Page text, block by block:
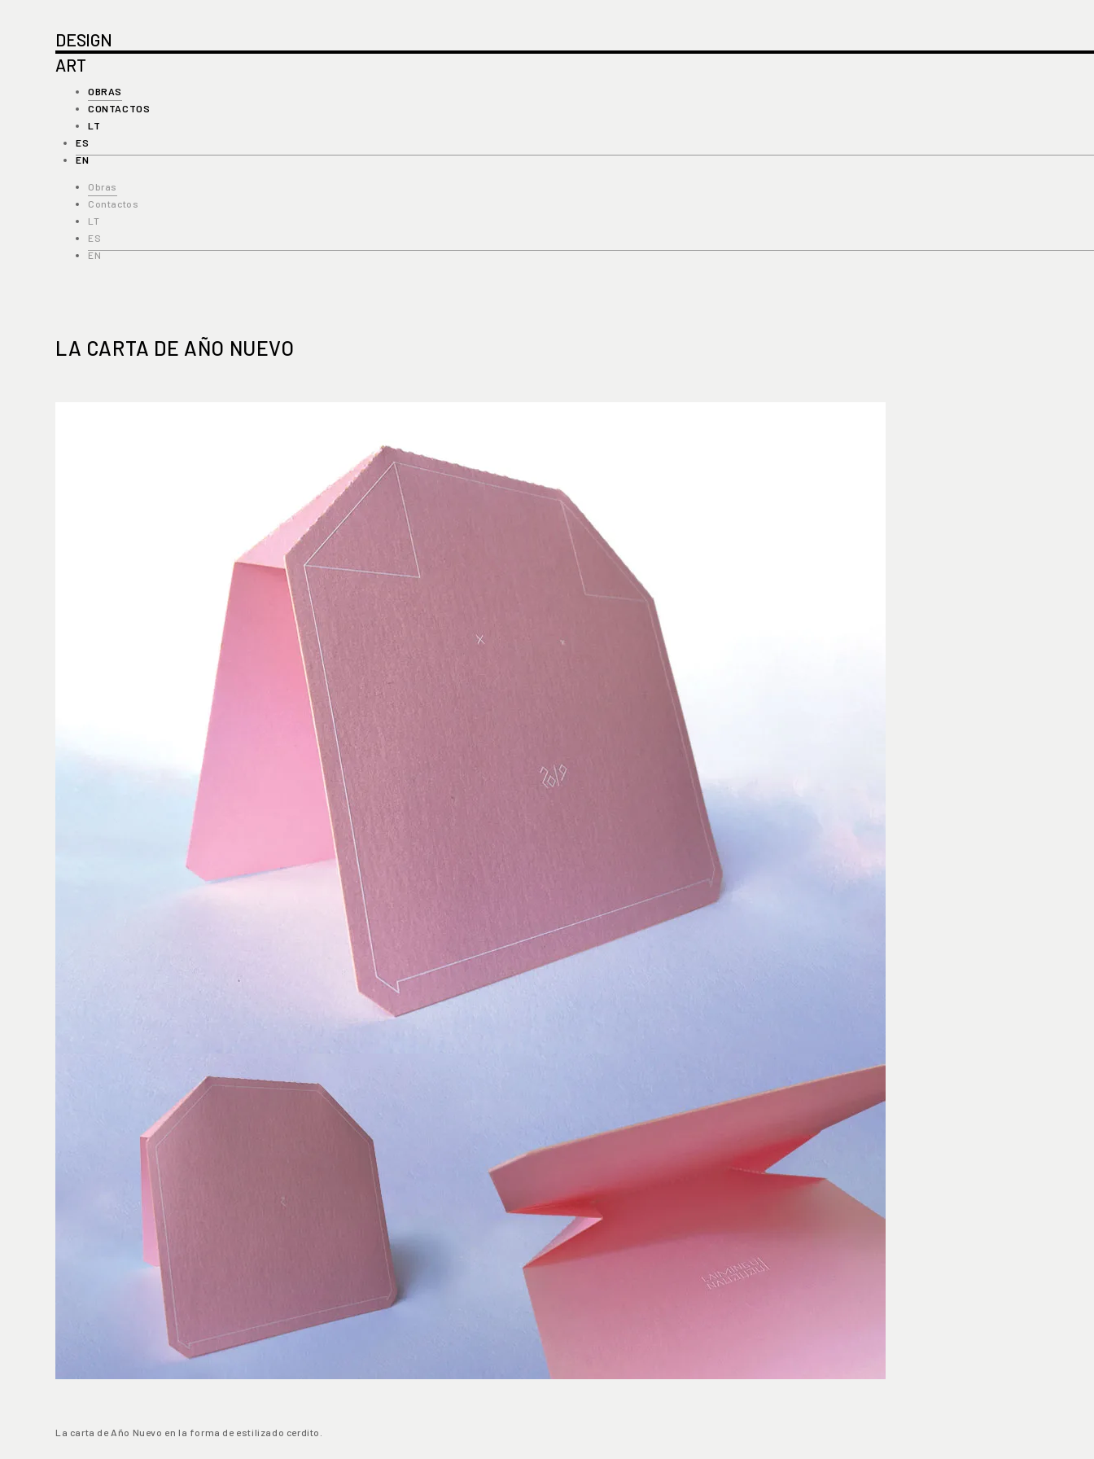
DESIGN
ART
OBRAS
CONTACTOS
LT
ES
EN
Obras
Contactos
LT
ES
EN
LA CARTA DE AÑO NUEVO
La carta de Año Nuevo en la forma de estilizado cerdito.